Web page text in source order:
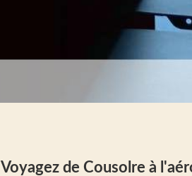
Voyagez de Cousolre à